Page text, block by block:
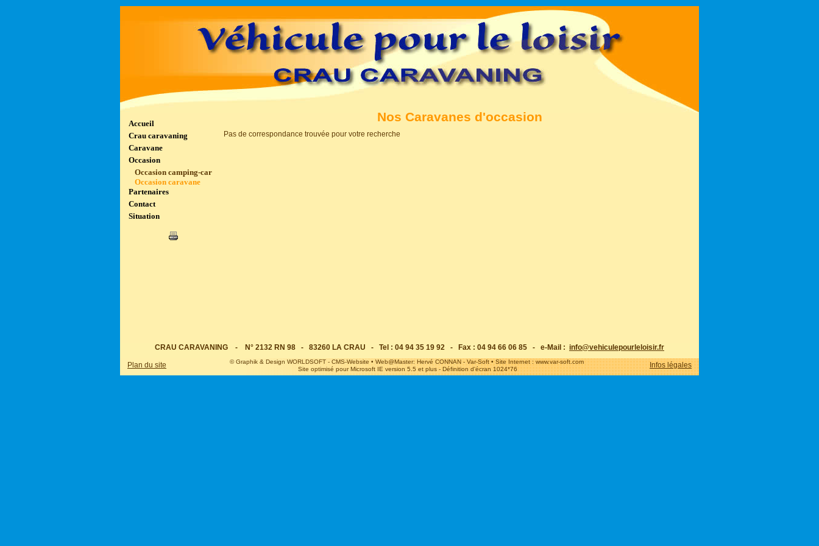
Accueil
Crau caravaning
Caravane
Occasion
Occasion camping-car
Occasion caravane
Partenaires
Contact
Situation
Nos Caravanes d'occasion
Pas de correspondance trouvée pour votre recherche
CRAU CARAVANING - N° 2132 RN 98 - 83260 LA CRAU - Tel : 04 94 35 19 92 - Fax : 04 94 66 06 85 - e-Mail : info@vehiculepourleloisir.fr
Plan du site
© Graphik & Design WORLDSOFT - CMS-Website • Web@Master: Hervé CONNAN - Var-Soft • Site Internet : www.var-soft.com
Site optimisé pour Microsoft IE version 5.5 et plus - Définition d'écran 1024*76
Infos légales